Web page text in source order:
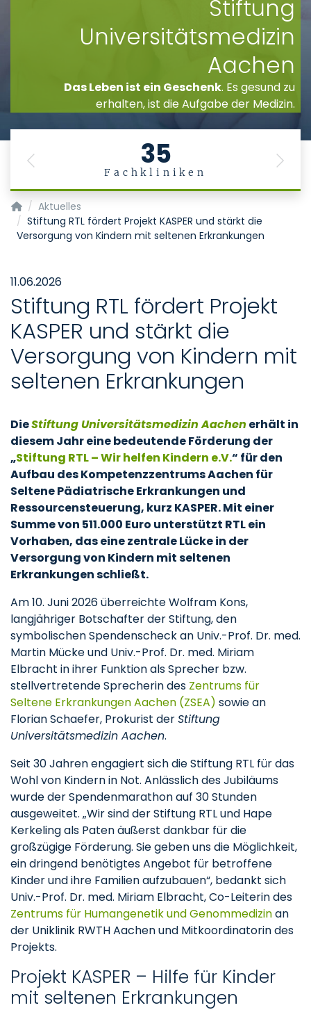
Stiftung
Universitätsmedizin
Aachen
Das Leben ist ein Geschenk. Es gesund zu
erhalten, ist die Aufgabe der Medizin.
35
Fachkliniken
Previous Next
Zentrum für Seltene Erkrankungen Aachen (ZSEA)
Aktuelles
Stiftung RTL fördert Projekt KASPER und stärkt die
Versorgung von Kindern mit seltenen Erkrankungen
11.06.2026
Stiftung RTL fördert Projekt
KASPER und stärkt die
Versorgung von Kindern mit
seltenen Erkrankungen
DieStiftung Universitätsmedizin Aachen erhält in
diesem Jahr eine bedeutende Förderung der
„Stiftung RTL – Wir helfen Kindern e.V.“ für den
Aufbau des Kompetenzzentrums Aachen für
Seltene Pädiatrische Erkrankungen und
Ressourcensteuerung, kurz KASPER. Mit einer
Summe von 511.000 Euro unterstützt RTL ein
Vorhaben, das eine zentrale Lücke in der
Versorgung von Kindern mit seltenen
Erkrankungen schließt.
Am 10. Juni 2026 überreichte Wolfram Kons,
langjähriger Botschafter der Stiftung, den
symbolischen Spendenscheck an Univ.-Prof. Dr. med.
Martin Mücke und Univ.-Prof. Dr. med. Miriam
Elbracht in ihrer Funktion als Sprecher bzw.
stellvertretende Sprecherin des Zentrums für
Seltene Erkrankungen Aachen (ZSEA) sowie an
Florian Schaefer, Prokurist derStiftung
Universitätsmedizin Aachen.
Seit 30 Jahren engagiert sich die Stiftung RTL für das
Wohl von Kindern in Not. Anlässlich des Jubiläums
wurde der Spendenmarathon auf 30 Stunden
ausgeweitet. „Wir sind der Stiftung RTL und Hape
Kerkeling als Paten äußerst dankbar für die
großzügige Förderung. Sie geben uns die Möglichkeit,
ein dringend benötigtes Angebot für betroffene
Kinder und ihre Familien aufzubauen“, bedankt sich
Univ.-Prof. Dr. med. Miriam Elbracht, Co-Leiterin des
Zentrums für Humangenetik und Genommedizinan
der Uniklinik RWTH Aachen und Mitkoordinatorin des
Projekts.
Projekt KASPER – Hilfe für Kinder
mit seltenen Erkrankungen